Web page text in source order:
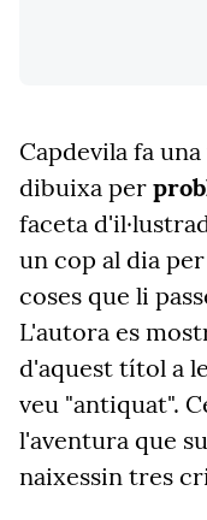
Capdevila fa
dibuixa per
faceta
un cop al dia
coses que li
L'autora es
d'aquest títol a
veu "antiquat".
l'aventura que
naixessin tres